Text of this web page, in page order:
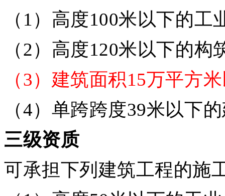
（1）高度100米以下的
（2）高度120米以下的构
（3）建筑面积15万平方
（4）单跨跨度39米以下
三级资质
可承担下列建筑工程的施